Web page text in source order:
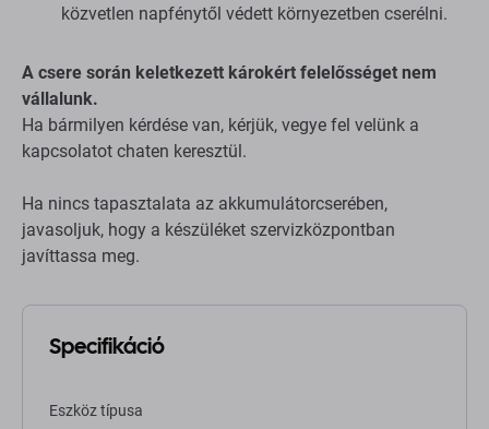
közvetlen napfénytől védett környezetben cserélni.
A csere során keletkezett károkért felelősséget nem
vállalunk.
Ha bármilyen kérdése van, kérjük, vegye fel velünk a
kapcsolatot chaten keresztül.
Ha nincs tapasztalata az akkumulátorcserében,
javasoljuk, hogy a készüléket szervizközpontban
javíttassa meg.
Specifikáció
Eszköz típusa